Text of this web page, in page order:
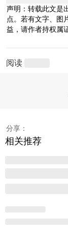
声明：转载此文是
点。若有文字、图
益，请作者持权属
阅读
分享：
相关推荐